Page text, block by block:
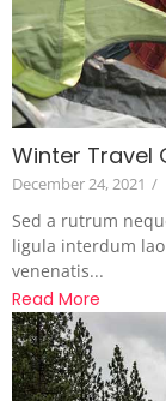
Winter Travel
December 24, 2021 /
Sed a rutrum
ligula interdum
venenatis...
Read More